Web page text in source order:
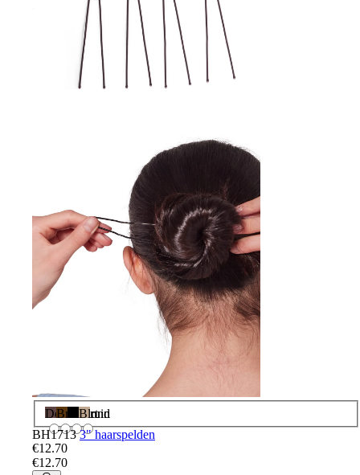
Donkerbruin
BruinZwart
Blond
BH1713 3" haarspelden
€12.70
€12.70